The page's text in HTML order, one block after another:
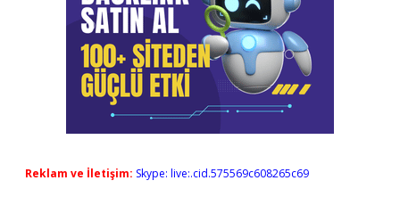
Reklam ve İletişim: Skype: live:.cid.575569c608265c69